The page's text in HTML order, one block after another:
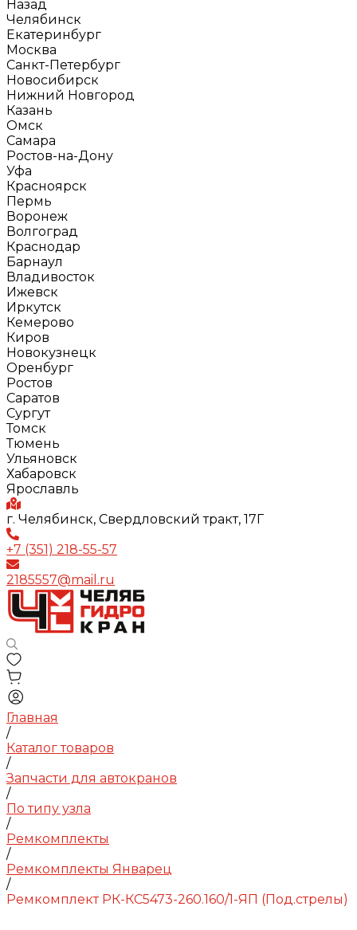
Назад
Челябинск
Екатеринбург
Москва
Санкт-Петербург
Новосибирск
Нижний Новгород
Казань
Омск
Самара
Ростов-на-Дону
Уфа
Красноярск
Пермь
Воронеж
Волгоград
Краснодар
Барнаул
Владивосток
Ижевск
Иркутск
Кемерово
Киров
Новокузнецк
Оренбург
Ростов
Саратов
Сургут
Томск
Тюмень
Ульяновск
Хабаровск
Ярославль
г. Челябинск, Свердловский тракт, 17Г
+7 (351) 218-55-57
2185557@mail.ru
Главная
/
Каталог товаров
/
Запчасти для автокранов
/
По типу узла
/
Ремкомплекты
/
Ремкомплекты Январец
/
Ремкомплект РК-КС5473-260.160/1-ЯП (Под.стрелы)